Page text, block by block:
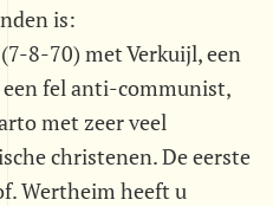
is:
8-70) met Verkuijl, een
fel anti-communist,
met zeer veel
christenen. De eerste
Wertheim heeft u